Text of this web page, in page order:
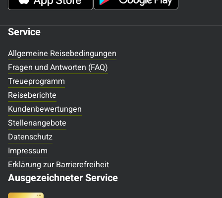
Service
Allgemeine Reisebedingungen
Fragen und Antworten (FAQ)
Treueprogramm
Reiseberichte
Kundenbewertungen
Stellenangebote
Datenschutz
Impressum
Erklärung zur Barrierefreiheit
Ausgezeichneter Service